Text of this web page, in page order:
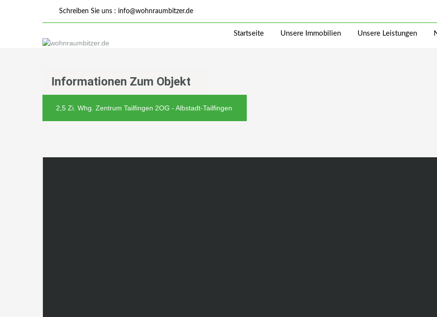
Schreiben Sie uns : info@wohnraumbitzer.de
Startseite Unsere Immobilien Unsere Leistungen
Informationen Zum Objekt
2,5 Zi. Whg. Zentrum Tailfingen 2OG - Albstadt-Tailfingen